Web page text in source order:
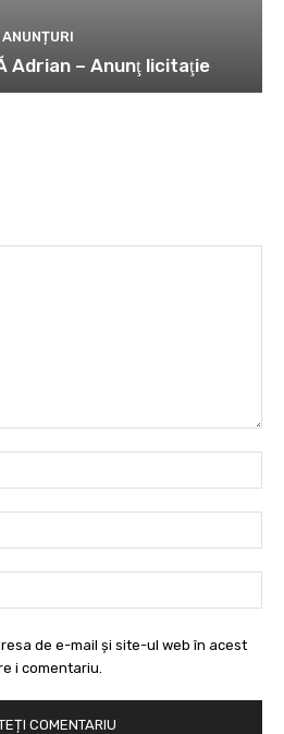
ANUNȚURI
Adrian – Anunţ licitaţie
de e-mail și site-ul web în acest
i comentariu.